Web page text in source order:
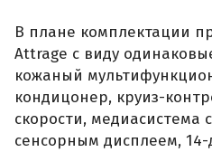
В плане комплектации
Attrage с виду
кожаный
кондицонер, круиз-
скорости,
сенсорным дисплеем,